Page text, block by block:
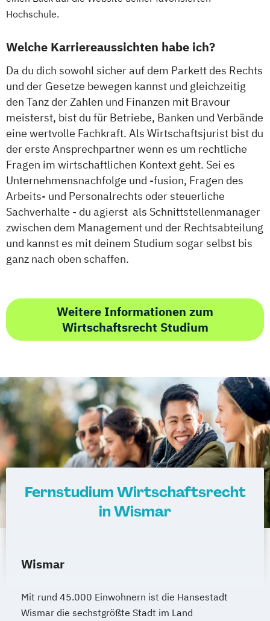
Hochschule.
Welche Karriereaussichten habe ich?
Da du dich sowohl sicher auf dem Parkett des Rechts
und der Gesetze bewegen kannst und gleichzeitig
den Tanz der Zahlen und Finanzen mit Bravour
meisterst, bist du für Betriebe, Banken und Verbände
eine wertvolle Fachkraft. Als Wirtschaftsjurist bist du
der erste Ansprechpartner wenn es um rechtliche
Fragen im wirtschaftlichen Kontext geht. Sei es
Unternehmensnachfolge und -fusion, Fragen des
Arbeits- und Personalrechts oder steuerliche
Sachverhalte - du agierst als Schnittstellenmanager
zwischen dem Management und der Rechtsabteilung
und kannst es mit deinem Studium sogar selbst bis
ganz nach oben schaffen.
Weitere Informationen zum
Wirtschaftsrecht Studium
Fernstudium Wirtschaftsrecht
in Wismar
Wismar
Mit rund 45.000 Einwohnern ist die Hansestadt
Wismar die sechstgrößte Stadt im Land